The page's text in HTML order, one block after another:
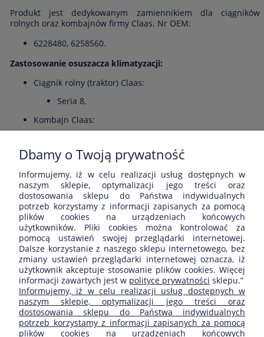
Produkt jest dedykowanym zamiennikiem dla ciągników
rolnych oraz kombajnów firmy Claas. Nr OEM:
6228480, 6258560.
Zastosowanie osuszacza klimatyzacji:
Ciągnik rolny (traktor) Claas:
Seria 8,
Kombajn Claas:
Seria Jaguar: 685 / 690 / 695SL.
Opinie o produkcie (0)
Wyświetlane są wszystkie opinie (pozytywne i negatywne). Nie
weryfikujemy, czy pochodzą one od klientów, którzy kupili dany
produkt.
ZAKUPY
POMOC
Dbamy o Twoją prywatność
Informujemy, iż w celu realizacji usług dostępnych w
naszym sklepie, optymalizacji jego treści oraz
dostosowania sklepu do Państwa indywidualnych
potrzeb korzystamy z informacji zapisanych za pomocą
plików cookies na urządzeniach końcowych
użytkowników. Pliki cookies można kontrolować za
pomocą ustawień swojej przeglądarki internetowej.
Dalsze korzystanie z naszego sklepu internetowego, bez
zmiany ustawień przeglądarki internetowej oznacza, iż
użytkownik akceptuje stosowanie plików cookies. Więcej
informacji zawartych jest w polityce prywatności sklepu.”
Informujemy, iż w celu realizacji usług dostępnych w
naszym sklepie, optymalizacji jego treści oraz
dostosowania sklepu do Państwa indywidualnych
potrzeb korzystamy z informacji zapisanych za pomocą
plików cookies na urządzeniach końcowych